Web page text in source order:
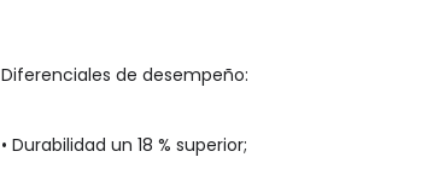
Diferenciales de desempeño:
• Durabilidad un 18 % superior;